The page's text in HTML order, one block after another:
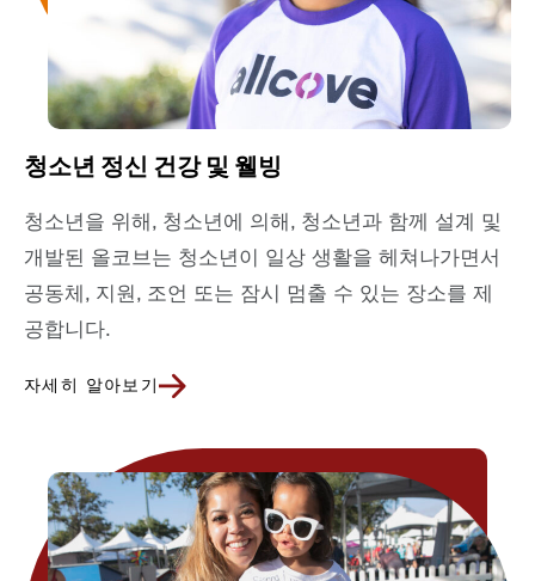
청소년 정신 건강 및 웰빙
청소년을 위해, 청소년에 의해, 청소년과 함께 설계 및
개발된 올코브는 청소년이 일상 생활을 헤쳐나가면서
공동체, 지원, 조언 또는 잠시 멈출 수 있는 장소를 제
공합니다.
자세히 알아보기